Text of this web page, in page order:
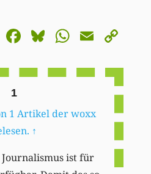
Mastodon
Facebook
BlueskyEmail
1
1 Artikel der woxx
↑
ist für